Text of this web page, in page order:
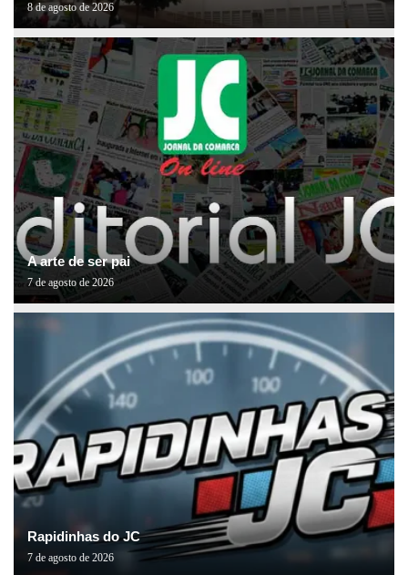
8 de agosto de 2026
A arte de ser pai
7 de agosto de 2026
Rapidinhas do JC
7 de agosto de 2026